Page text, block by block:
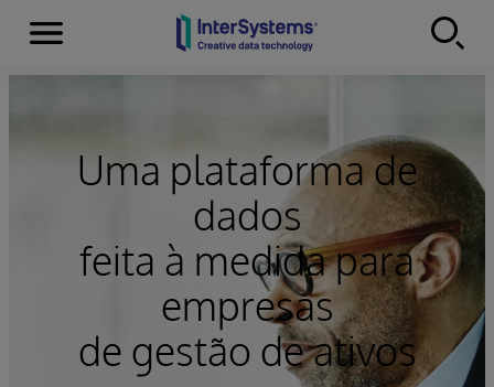
Skip to content
Menu
Uma plataforma de
dados
feita à medida para
empresas
de gestão de ativos